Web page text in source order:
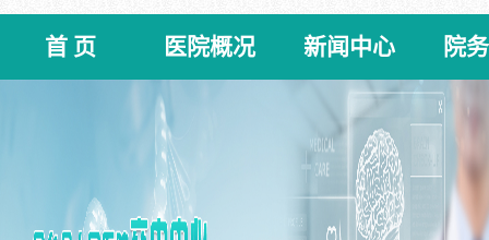
首 页 医院概况 新闻中心 院